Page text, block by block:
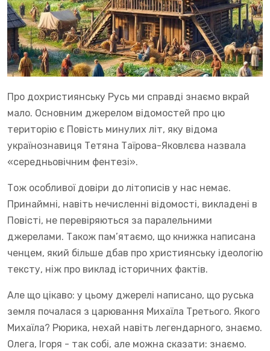
Про дохристиянську Русь ми справді знаємо вкрай
мало. Основним джерелом відомостей про цю
територію є Повість минулих літ, яку відома
українознавиця Тетяна Таїрова-Яковлєва назвала
«середньовічним фентезі».
Тож особливої довіри до літописів у нас немає.
Принаймні, навіть нечисленні відомості, викладені в
Повісті, не перевіряються за паралельними
джерелами. Також пам’ятаємо, що книжка написана
ченцем, який більше дбав про християнську ідеологію
тексту, ніж про виклад історичних фактів.
Але що цікаво: у цьому джерелі написано, що руська
земля почалася з царювання Михаїла Третього. Якого
Михаїла? Рюрика, нехай навіть легендарного, знаємо.
Олега, Ігоря - так собі, але можна сказати: знаємо.